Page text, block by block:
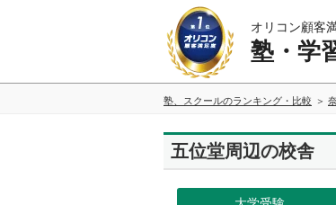
オリコン顧客
塾・学
塾、スクールのランキング・比較
五位堂周辺の校舎